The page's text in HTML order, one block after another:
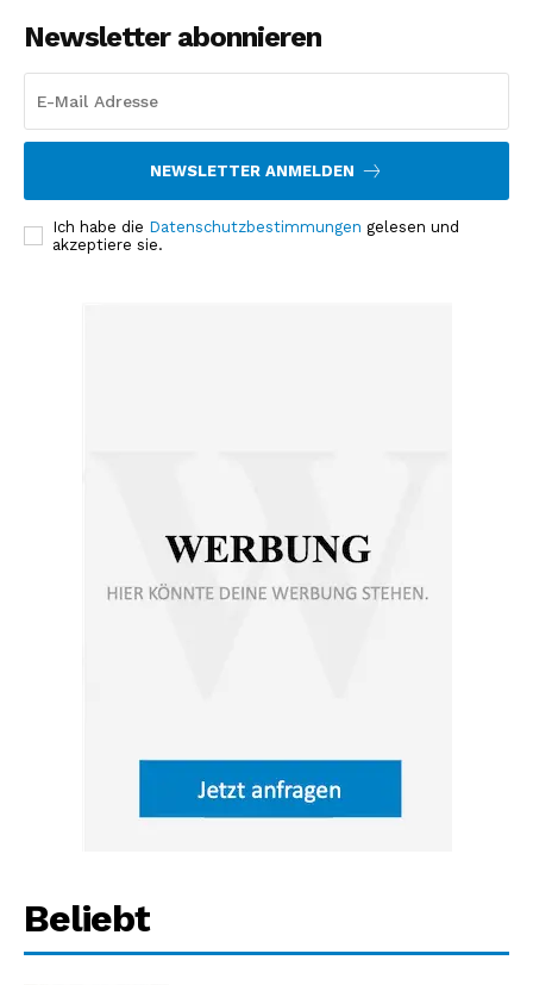
Newsletter abonnieren
NEWSLETTER ANMELDEN
Ich habe die Datenschutzbestimmungen gelesen und
akzeptiere sie.
Beliebt